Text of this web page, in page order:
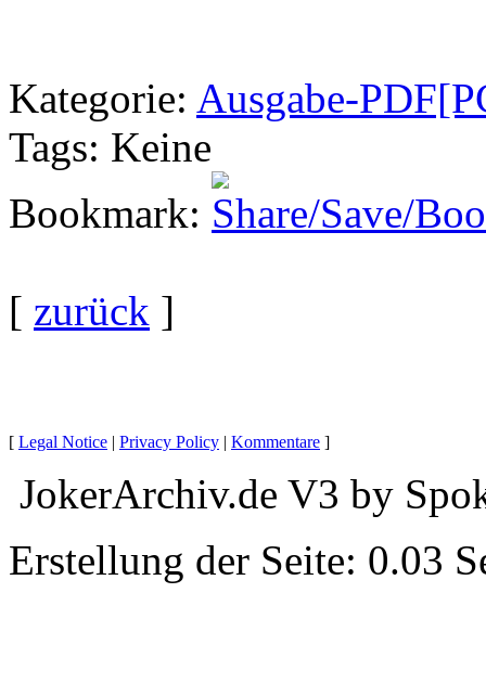
Kategorie: Ausgabe-
Tags: Keine
Bookmark:
[ zurück ]
[ Legal Notice | Privacy Policy | Kommentare ]
JokerArchiv.de V3 by
Erstellung der Seite: 0.03